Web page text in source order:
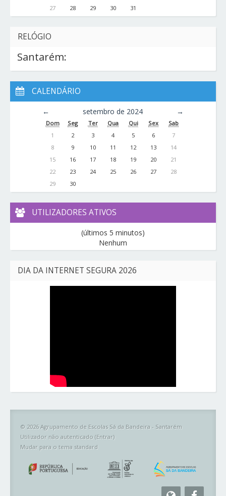
27
28 29 30 31
RELÓGIO
Santarém:
CALENDÁRIO
← setembro de 2024 →
Dom Seg Ter Qua Qui Sex
Sab
1
2 3 4 5 6
7
8
9 10 11 12 13
14
15
16 17 18 19 20
21
22
23 24 25 26 27
28
29
30
UTILIZADORES ATIVOS
(últimos 5 minutos)
Nenhum
DIA DA INTERNET SEGURA 2026
© 2026 Agrupamento de Escolas Sá da Bandeira - Santarém
Utilizador não autenticado (Entrar)
Mudar para o tema standard